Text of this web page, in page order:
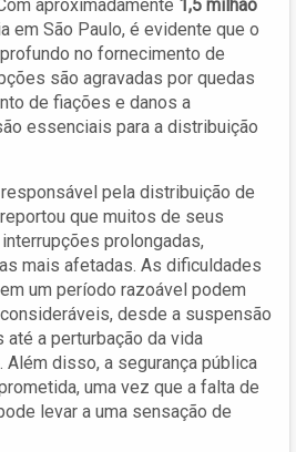
aproximadamente 1,5 milhão
em São Paulo, é evidente que o
no fornecimento de
são agravadas por quedas
de fiações e danos a
essenciais para a distribuição
pela distribuição de
que muitos de seus
prolongadas,
mais afetadas. As dificuldades
um período razoável podem
desde a suspensão
a perturbação da vida
Além disso, a segurança pública
uma vez que a falta de
levar a uma sensação de